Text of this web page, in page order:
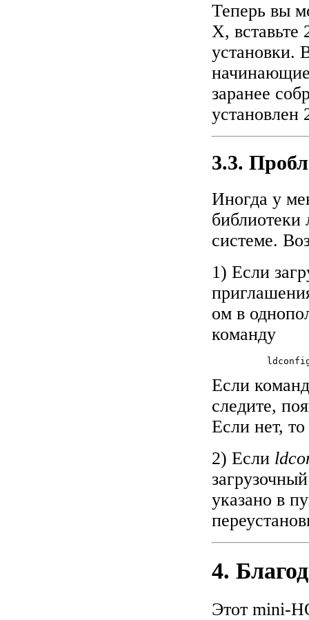
Теперь вы
X, вставьте
установки.
заранее
установлен
3.3.
Иногда у
библиотеки
системе.
1) Если
ом в
команду
Если
следите,
Если нет,
2) Если
указано в
4.
Этот mini-